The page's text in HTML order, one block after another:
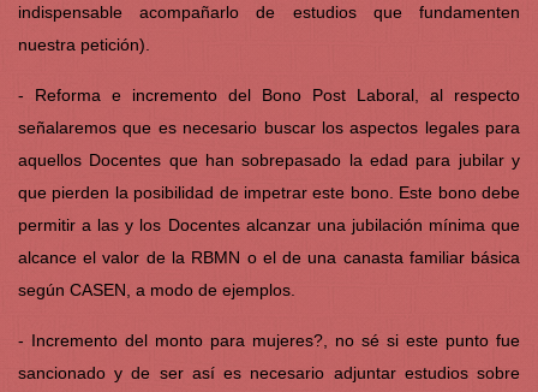
indispensable acompañarlo de estudios que fundamenten
nuestra petición).
- Reforma e incremento del Bono Post Laboral, al respecto
señalaremos que es necesario buscar los aspectos legales para
aquellos Docentes que han sobrepasado la edad para jubilar y
que pierden la posibilidad de impetrar este bono. Este bono debe
permitir a las y los Docentes alcanzar una jubilación mínima que
alcance el valor de la RBMN o el de una canasta familiar básica
según CASEN, a modo de ejemplos.
- Incremento del monto para mujeres?, no sé si este punto fue
sancionado y de ser así es necesario adjuntar estudios sobre